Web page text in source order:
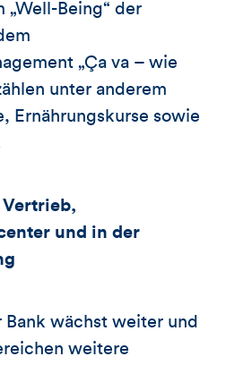
„Well-Being“ der
„Ça va – wie
unter anderem
Ernährungskurse sowie
Vertrieb,
und in der
Bank wächst weiter und
weitere